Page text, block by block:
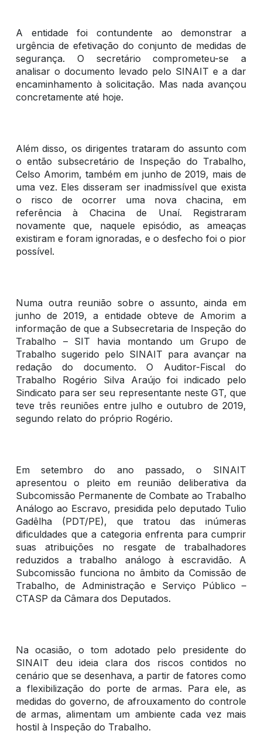
A entidade foi contundente ao demonstrar a
urgência de efetivação do conjunto de medidas de
segurança. O secretário comprometeu-se a
analisar o documento levado pelo SINAIT e a dar
encaminhamento à solicitação. Mas nada avançou
concretamente até hoje.
Além disso, os dirigentes trataram do assunto com
o então subsecretário de Inspeção do Trabalho,
Celso Amorim, também em junho de 2019, mais de
uma vez. Eles disseram ser inadmissível que exista
o risco de ocorrer uma nova chacina, em
referência à Chacina de Unaí. Registraram
novamente que, naquele episódio, as ameaças
existiram e foram ignoradas, e o desfecho foi o pior
possível.
Numa outra reunião sobre o assunto, ainda em
junho de 2019, a entidade obteve de Amorim a
informação de que a Subsecretaria de Inspeção do
Trabalho – SIT havia montando um Grupo de
Trabalho sugerido pelo SINAIT para avançar na
redação do documento. O Auditor-Fiscal do
Trabalho Rogério Silva Araújo foi indicado pelo
Sindicato para ser seu representante neste GT, que
teve três reuniões entre julho e outubro de 2019,
segundo relato do próprio Rogério.
Em setembro do ano passado, o SINAIT
apresentou o pleito em reunião deliberativa da
Subcomissão Permanente de Combate ao Trabalho
Análogo ao Escravo, presidida pelo deputado Tulio
Gadêlha (PDT/PE), que tratou das inúmeras
dificuldades que a categoria enfrenta para cumprir
suas atribuições no resgate de trabalhadores
reduzidos a trabalho análogo à escravidão. A
Subcomissão funciona no âmbito da Comissão de
Trabalho, de Administração e Serviço Público –
CTASP da Câmara dos Deputados.
Na ocasião, o tom adotado pelo presidente do
SINAIT deu ideia clara dos riscos contidos no
cenário que se desenhava, a partir de fatores como
a flexibilização do porte de armas. Para ele, as
medidas do governo, de afrouxamento do controle
de armas, alimentam um ambiente cada vez mais
hostil à Inspeção do Trabalho.